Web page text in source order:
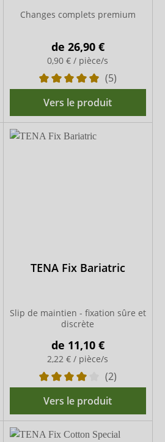
Changes complets premium
de 26,90 €
0,90 € / pièce/s
(5)
Vers le produit
TENA Fix Bariatric
Slip de maintien - fixation sûre et
discrète
de 11,10 €
2,22 € / pièce/s
(2)
Vers le produit